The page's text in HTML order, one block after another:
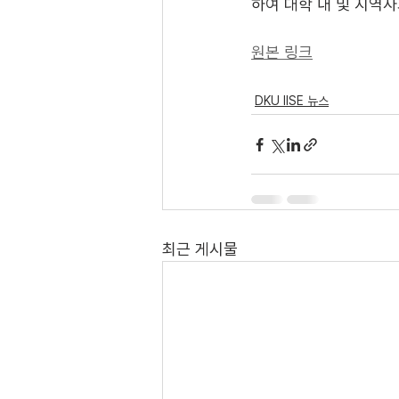
하여 대학 내 및 지역
원본 링크
DKU IISE 뉴스
최근 게시물